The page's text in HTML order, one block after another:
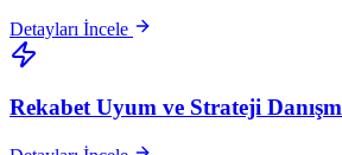
Detayları İncele
Rekabet Uyum ve Strateji